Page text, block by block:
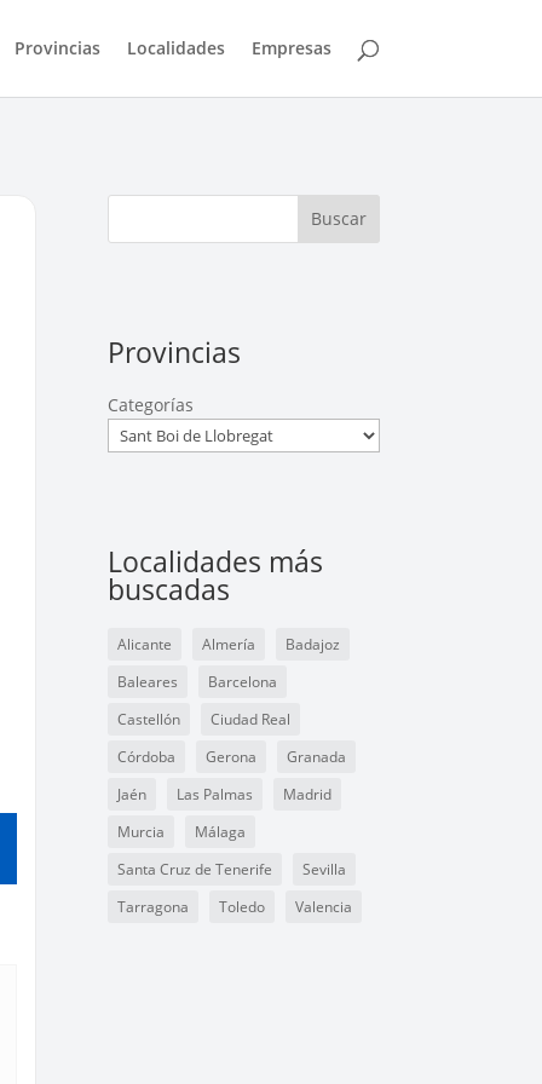
Provincias Localidades Empresas
Buscar
Provincias
Categorías
Localidades más
buscadas
Alicante Almería
Badajoz
Baleares
Barcelona
Castellón
Ciudad Real
Córdoba
Gerona
Granada
Jaén
Las Palmas
Madrid
Murcia
Málaga
Santa Cruz de Tenerife
Sevilla
Tarragona
Toledo Valencia